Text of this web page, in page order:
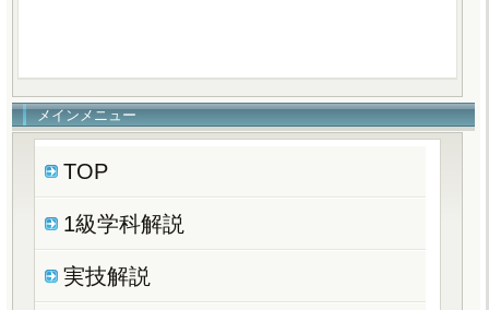
メインメニュー
TOP
1級学科解説
実技解説